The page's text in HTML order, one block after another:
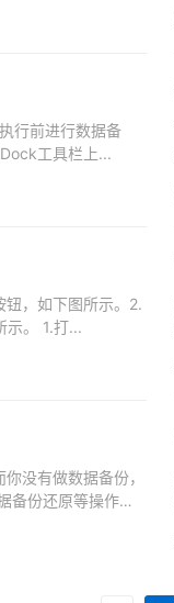
行前进行数据备
工具栏上...
钮，如下图所示。2.
示。 1.打...
没有做数据备份，
备份还原等操作。